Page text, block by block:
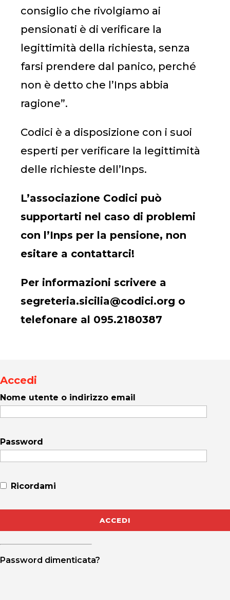
consiglio che rivolgiamo ai
pensionati è di verificare la
legittimità della richiesta, senza
farsi prendere dal panico, perché
non è detto che l’Inps abbia
ragione”.
Codici è a disposizione con i suoi
esperti per verificare la legittimità
delle richieste dell’Inps.
L’associazione Codici può
supportarti nel caso di problemi
con l’Inps per la pensione, non
esitare a contattarci!
Per informazioni scrivere a
segreteria.sicilia@codici.org o
telefonare al 095.2180387
Accedi
Nome utente o indirizzo email
Password
Ricordami
Password dimenticata?